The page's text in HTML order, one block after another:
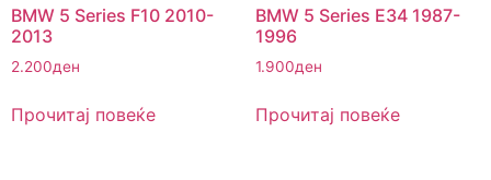
BMW 5 Series F10 2010-
2013
2.200ден
Прочитај повеќе
BMW 5 Series E34 1987-
1996
1.900ден
Прочитај повеќе